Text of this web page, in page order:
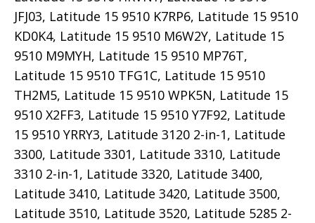
JFJ03, Latitude 15 9510 K7RP6, Latitude 15 9510
KD0K4, Latitude 15 9510 M6W2Y, Latitude 15
9510 M9MYH, Latitude 15 9510 MP76T,
Latitude 15 9510 TFG1C, Latitude 15 9510
TH2M5, Latitude 15 9510 WPK5N, Latitude 15
9510 X2FF3, Latitude 15 9510 Y7F92, Latitude
15 9510 YRRY3, Latitude 3120 2-in-1, Latitude
3300, Latitude 3301, Latitude 3310, Latitude
3310 2-in-1, Latitude 3320, Latitude 3400,
Latitude 3410, Latitude 3420, Latitude 3500,
Latitude 3510, Latitude 3520, Latitude 5285 2-